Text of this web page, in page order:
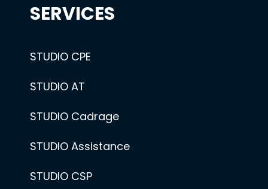
SERVICES
STUDIO CPE
STUDIO AT
STUDIO Cadrage
STUDIO Assistance
STUDIO CSP